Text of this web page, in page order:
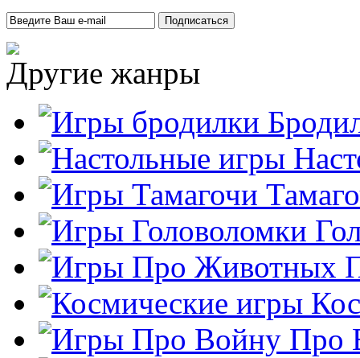
Другие жанры
Про